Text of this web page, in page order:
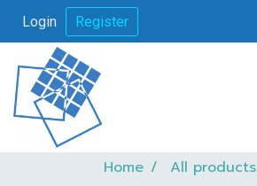
Login Register
Home All products